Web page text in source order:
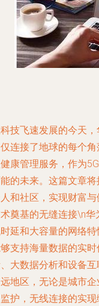
技飞速发展的今天
连接了地球的每个
康管理服务，作为
的未来。这篇文章
和社区，实现财富
奠基的无缝连接\n
延和大容量的网络
支持海量数据的实
大数据分析和设备
地区，无论是城市
护，无线连接的实